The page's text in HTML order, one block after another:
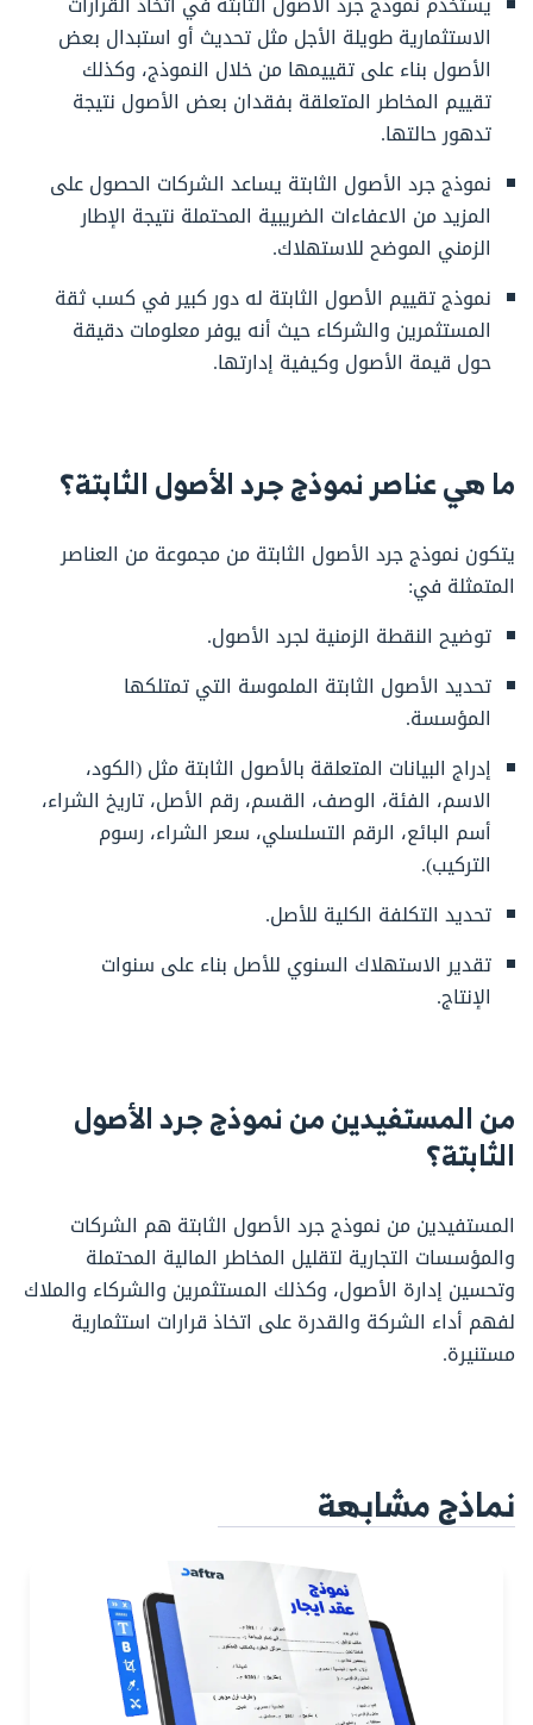
الاستثمارية طويلة الأجل مثل تحديث أو استبدال بعض
الأصول بناء على تقييمها من خلال النموذج، وكذلك
تقييم المخاطر المتعلقة بفقدان بعض الأصول نتيجة
تدهور حالتها.
نموذج جرد الأصول الثابتة يساعد الشركات الحصول على
المزيد من الاعفاءات الضريبية المحتملة نتيجة الإطار
الزمني الموضح للاستهلاك.
نموذج تقييم الأصول الثابتة له دور كبير في كسب ثقة
المستثمرين والشركاء حيث أنه يوفر معلومات دقيقة
حول قيمة الأصول وكيفية إدارتها.
ما هي عناصر نموذج جرد الأصول الثابتة؟
يتكون نموذج جرد الأصول الثابتة من مجموعة من العناصر
المتمثلة في:
توضيح النقطة الزمنية لجرد الأصول.
تحديد الأصول الثابتة الملموسة التي تمتلكها
المؤسسة.
إدراج البيانات المتعلقة بالأصول الثابتة مثل (الكود،
الاسم، الفئة، الوصف، القسم، رقم الأصل، تاريخ الشراء،
أسم البائع، الرقم التسلسلي، سعر الشراء، رسوم
التركيب).
تحديد التكلفة الكلية للأصل.
تقدير الاستهلاك السنوي للأصل بناء على سنوات
الإنتاج.
من المستفيدين من نموذج جرد الأصول
الثابتة؟
المستفيدين من نموذج جرد الأصول الثابتة هم الشركات
والمؤسسات التجارية لتقليل المخاطر المالية المحتملة
وتحسين إدارة الأصول، وكذلك المستثمرين والشركاء والملاك
لفهم أداء الشركة والقدرة على اتخاذ قرارات استثمارية
مستنيرة.
نماذج مشابهة